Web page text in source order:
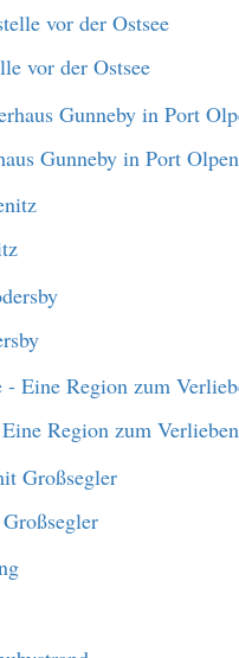
vor der Ostsee
Gunneby in Port
Region zum Verlieben